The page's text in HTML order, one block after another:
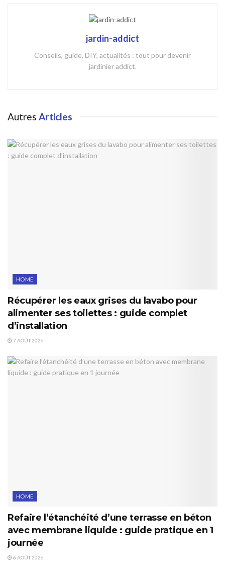
jardin-addict
Conseils, guide, DIY, actualités : tout pour devenir
jardinier addict.
Autres Articles
HOME
Récupérer les eaux grises du lavabo pour
alimenter ses toilettes : guide complet
d’installation
7 AOÛT 2026
HOME
Refaire l’étanchéité d’une terrasse en béton
avec membrane liquide : guide pratique en 1
journée
6 AOÛT 2026